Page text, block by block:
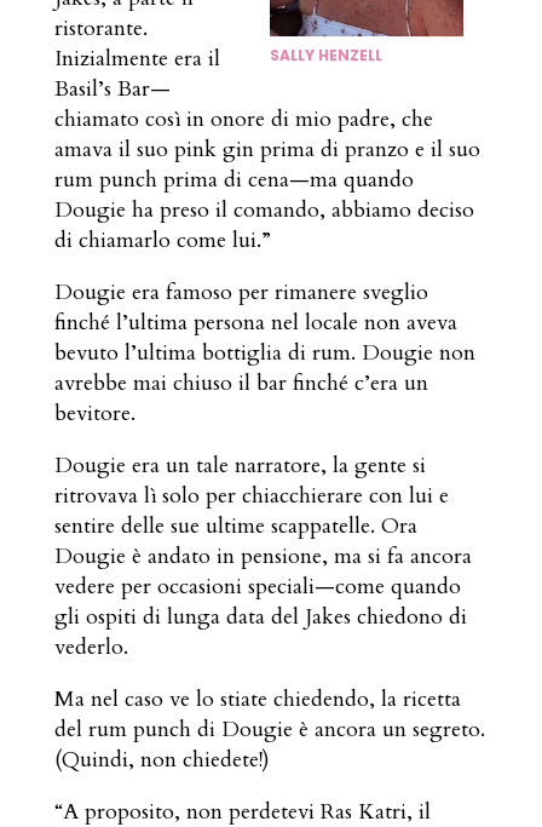
SALLY HENZELL
ristorante.
Inizialmente era il
Basil’s Bar—
chiamato così in onore di mio padre, che
amava il suo pink gin prima di pranzo e il suo
rum punch prima di cena—ma quando
Dougie ha preso il comando, abbiamo deciso
di chiamarlo come lui.”
Dougie era famoso per rimanere sveglio
finché l’ultima persona nel locale non aveva
bevuto l’ultima bottiglia di rum. Dougie non
avrebbe mai chiuso il bar finché c’era un
bevitore.
Dougie era un tale narratore, la gente si
ritrovava lì solo per chiacchierare con lui e
sentire delle sue ultime scappatelle. Ora
Dougie è andato in pensione, ma si fa ancora
vedere per occasioni speciali—come quando
gli ospiti di lunga data del Jakes chiedono di
vederlo.
Ma nel caso ve lo stiate chiedendo, la ricetta
del rum punch di Dougie è ancora un segreto.
(Quindi, non chiedete!)
“A proposito, non perdetevi Ras Katri, il